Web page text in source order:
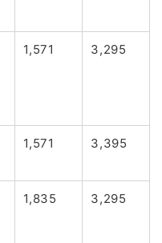
1,571 3,295
1,571 3,395
1,835 3,295